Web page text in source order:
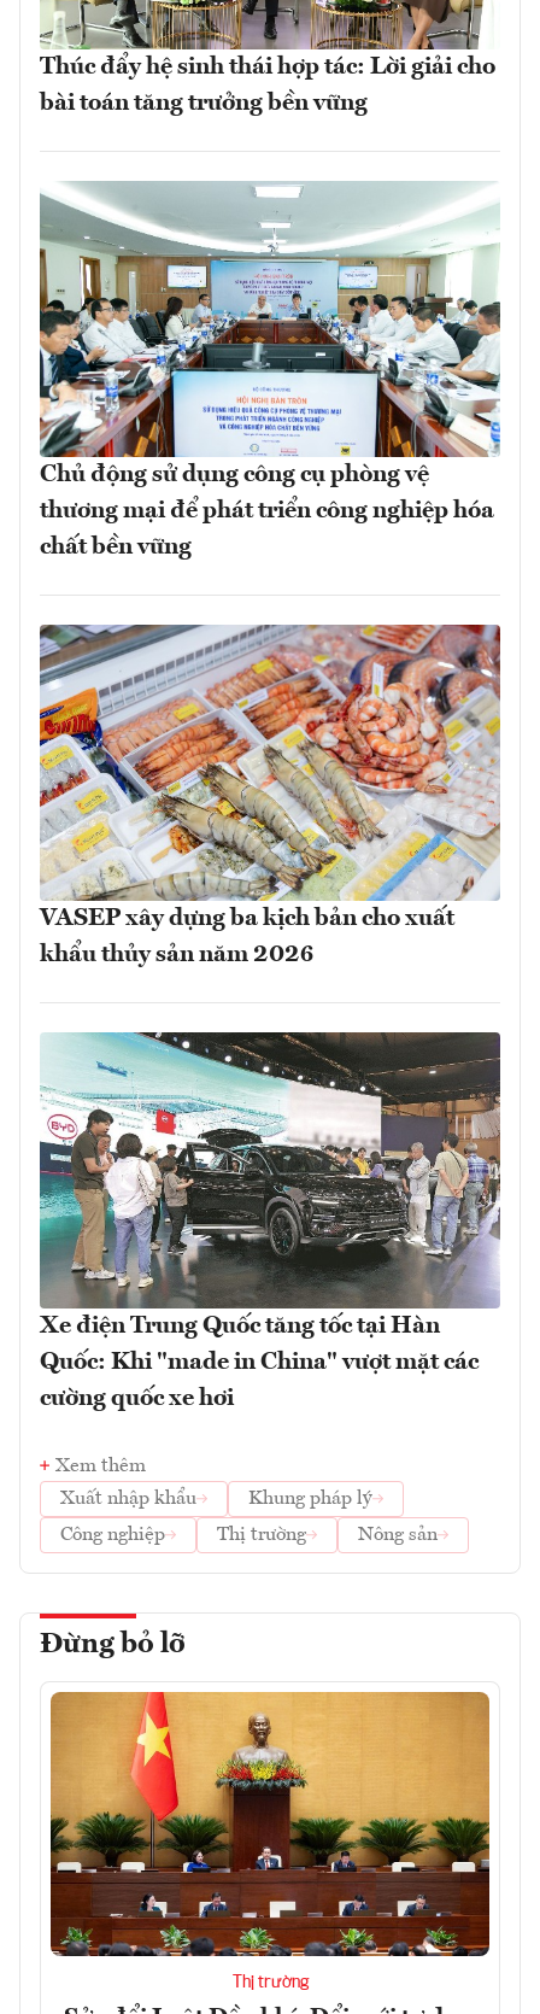
Thúc đẩy hệ sinh thái hợp tác: Lời giải cho
bài toán tăng trưởng bền vững
Chủ động sử dụng công cụ phòng vệ
thương mại để phát triển công nghiệp hóa
chất bền vững
VASEP xây dựng ba kịch bản cho xuất
khẩu thủy sản năm 2026
Xe điện Trung Quốc tăng tốc tại Hàn
Quốc: Khi "made in China" vượt mặt các
cường quốc xe hơi
Xem thêm
Xuất nhập khẩu
Khung pháp lý
Công nghiệp
Thị trường Nông sản
Đừng bỏ lỡ
Thị trường